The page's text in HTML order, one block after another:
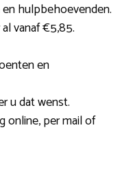
hulpbehoevenden.
vanaf €5,85.
en
u dat wenst.
online, per mail of